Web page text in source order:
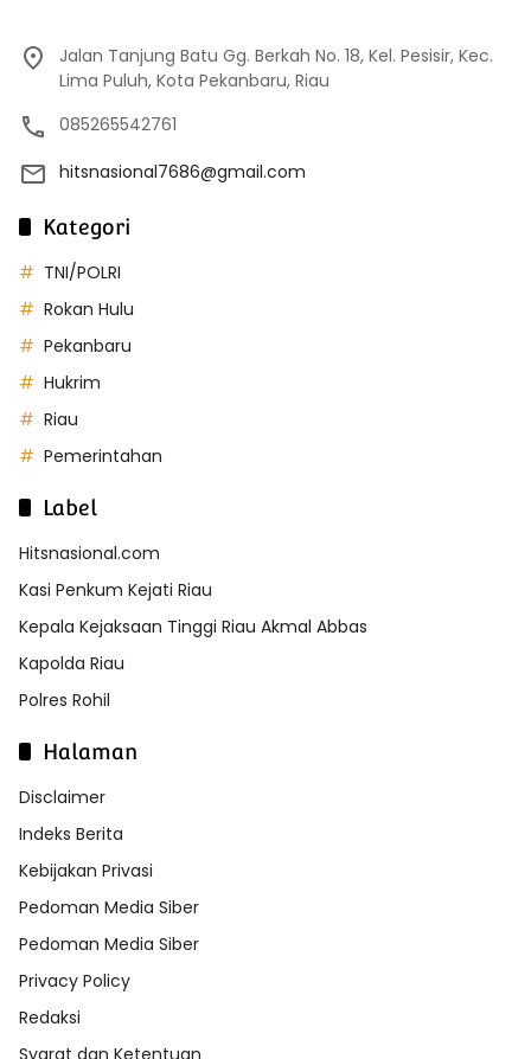
Jalan Tanjung Batu Gg. Berkah No. 18, Kel. Pesisir, Kec.
Lima Puluh, Kota Pekanbaru, Riau
085265542761
hitsnasional7686@gmail.com
Kategori
TNI/POLRI
Rokan Hulu
Pekanbaru
Hukrim
Riau
Pemerintahan
Label
Hitsnasional.com
Kasi Penkum Kejati Riau
Kepala Kejaksaan Tinggi Riau Akmal Abbas
Kapolda Riau
Polres Rohil
Halaman
Disclaimer
Indeks Berita
Kebijakan Privasi
Pedoman Media Siber
Pedoman Media Siber
Privacy Policy
Redaksi